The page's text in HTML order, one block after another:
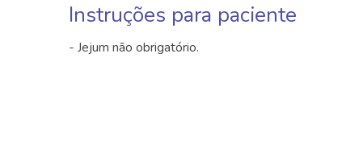
Instruções para paciente
- Jejum não obrigatório.